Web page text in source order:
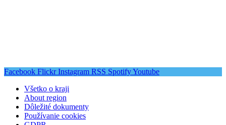
Facebook Flickr Instagram RSS SpotifyYoutube
Všetko o kraji
About region
Dôležité dokumenty
Používanie cookies